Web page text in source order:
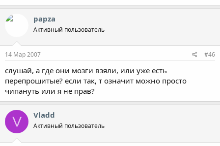
papza
Активный пользователь
14 Мар 2007 #46
слушай, а где они мозги взяли, или уже есть
перепрошитые? если так, т означит можно просто
чипануть или я не прав?
V Vladd
Активный пользователь